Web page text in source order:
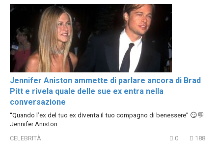
Jennifer Aniston ammette di parlare ancora di Brad
Pitt e rivela quale delle sue ex entra nella
conversazione
“Quando l’ex del tuo ex diventa il tuo compagno di benessere” 😏💬
Jennifer Aniston
CELEBRITÀ 0 188